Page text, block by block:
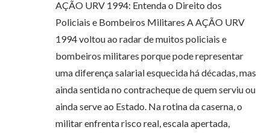
AÇÃO URV 1994: Entenda o Direito dos
Policiais e Bombeiros Militares A AÇÃO URV
1994 voltou ao radar de muitos policiais e
bombeiros militares porque pode representar
uma diferença salarial esquecida há décadas, mas
ainda sentida no contracheque de quem serviu ou
ainda serve ao Estado. Na rotina da caserna, o
militar enfrenta risco real, escala apertada,